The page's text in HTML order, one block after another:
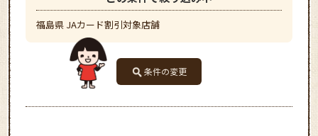
福島県 JAカード割引対象店舗
条件の変更